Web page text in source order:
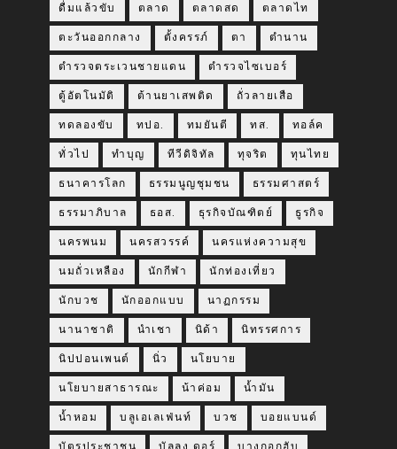
ดื่มแล้วขับ ตลาด ตลาดสด ตลาดไท
ตะวันออกกลาง ตั้งครรภ์ ตา ตำนาน
ตำรวจตระเวนชายแดน ตำรวจไซเบอร์
ตู้อัตโนมัติ ต้านยาเสพติด ถั่วลายเสือ
ทดลองขับ ทปอ. ทมยันตี ทส. ทอล์ค
ทั่วไป ทำบุญ ทีวีดิจิทัล ทุจริต ทุนไทย
ธนาคารโลก ธรรมนูญชุมชน ธรรมศาสตร์
ธรรมาภิบาล ธอส. ธุรกิจบัณฑิตย์ ธูรกิจ
นครพนม นครสวรรค์ นครแห่งความสุข
นมถั่วเหลือง นักกีฬา นักท่องเที่ยว
นักบวช นักออกแบบ นาฏกรรม
นานาชาติ นำเชา นิด้า นิทรรศการ
นิปปอนเพนต์ นิ่ว นโยบาย
นโยบายสาธารณะ น้าค่อม น้ำมัน
น้ำหอม บลูเอเลเฟ่นท์ บวช บอยแบนด์